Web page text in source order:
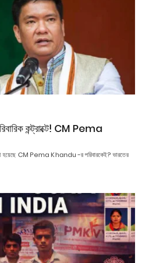
কন্ট্রাক্টে! CM Pema
হয়েছে CM Pema Khandu -র পরিবারকেই? ভারতের